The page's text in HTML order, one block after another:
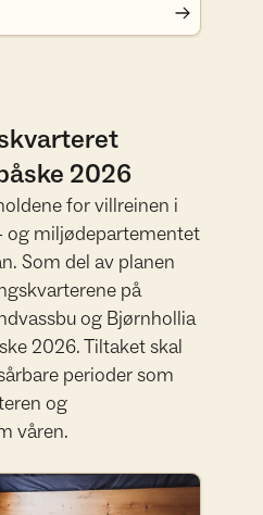
2026
for villreinen i
og miljødepartementet
Som del av planen
på
og Bjørnhollia
2026. Tiltaket skal
perioder som
og
våren.